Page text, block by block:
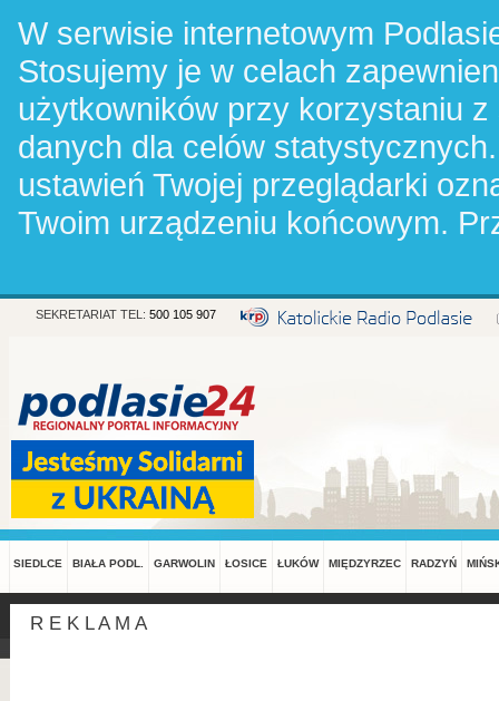
W serwisie internetowym
Stosujemy je w celach
użytkowników przy korzystaniu
danych dla celów
ustawień Twojej przeglądarki
Twoim urządzeniu końcowym.
SEKRETARIAT TEL: 500 105 907
SIEDLCE BIAŁA PODL. GARWOLIN ŁOSICE ŁUKÓW MIĘDZYRZEC RADZYŃ
R E K L A M A